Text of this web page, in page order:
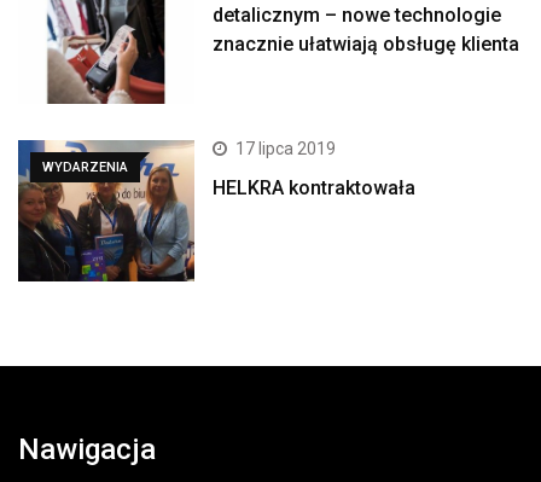
detalicznym – nowe technologie
znacznie ułatwiają obsługę klienta
WYDARZENIA
17 lipca 2019
HELKRA kontraktowała
Nawigacja